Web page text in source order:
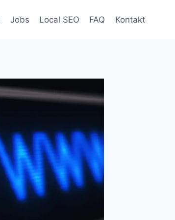
Jobs Local SEO FAQ Kontakt